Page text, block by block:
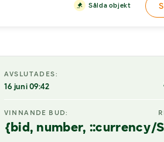
Sålda objekt
AVSLUTADES:
16 juni 09:42
VINNANDE BUD:
{bid, number,